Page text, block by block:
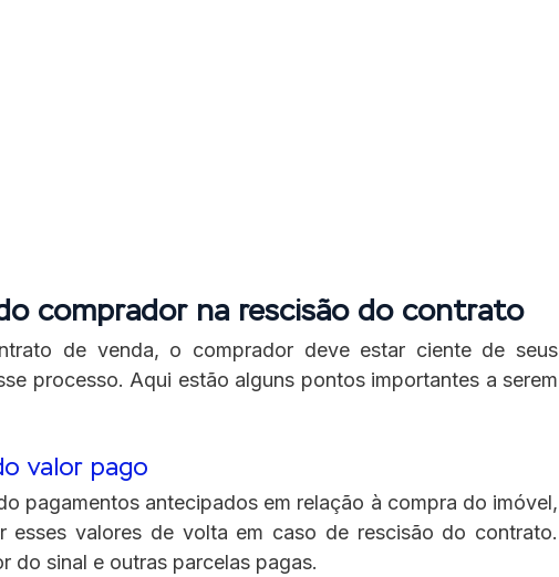
comprador na rescisão do contrato
de venda, o comprador deve estar ciente de seus
processo. Aqui estão alguns pontos importantes a serem
valor pago
pagamentos antecipados em relação à compra do imóvel,
esses valores de volta em caso de rescisão do contrato.
do sinal e outras parcelas pagas.